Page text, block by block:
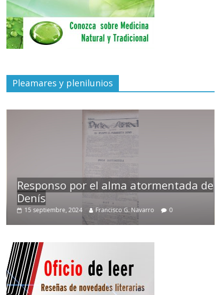
Pleamares y plenilunios
Responso por el alma atormentada de
Denís
15 septiembre, 2024 Francisco G. Navarro 0